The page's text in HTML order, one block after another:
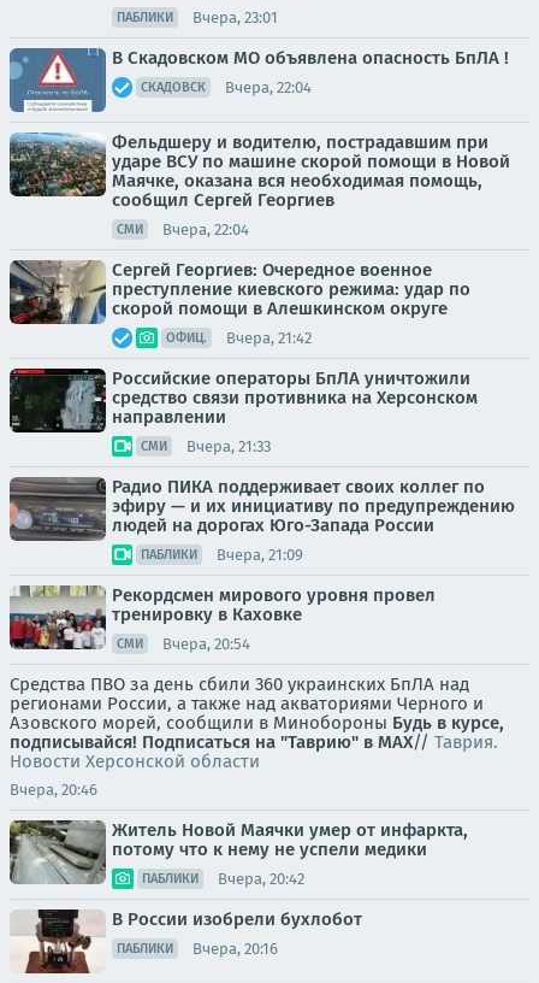
ПАБЛИКИ Вчера, 23:01
В Скадовском МО объявлена опасность БпЛА !
СКАДОВСК Вчера, 22:04
Фельдшеру и водителю, пострадавшим при
ударе ВСУ по машине скорой помощи в Новой
Маячке, оказана вся необходимая помощь,
сообщил Сергей Георгиев
СМИ Вчера, 22:04
Сергей Георгиев: Очередное военное
преступление киевского режима: удар по
скорой помощи в Алешкинском округе
ОФИЦ. Вчера, 21:42
Российские операторы БпЛА уничтожили
средство связи противника на Херсонском
направлении
СМИ Вчера, 21:33
Радио ПИКА поддерживает своих коллег по
эфиру — и их инициативу по предупреждению
людей на дорогах Юго-Запада России
ПАБЛИКИ Вчера, 21:09
Рекордсмен мирового уровня провел
тренировку в Каховке
СМИ Вчера, 20:54
Средства ПВО за день сбили 360 украинских БпЛА над
регионами России, а также над акваториями Черного и
Азовского морей, сообщили в Минобороны Будь в курсе,
подписывайся! Подписаться на "Таврию" в MAX// Таврия.
Новости Херсонской области
Вчера, 20:46
Житель Новой Маячки умер от инфаркта,
потому что к нему не успели медики
ПАБЛИКИ Вчера, 20:42
В России изобрели бухлобот
ПАБЛИКИ Вчера, 20:16